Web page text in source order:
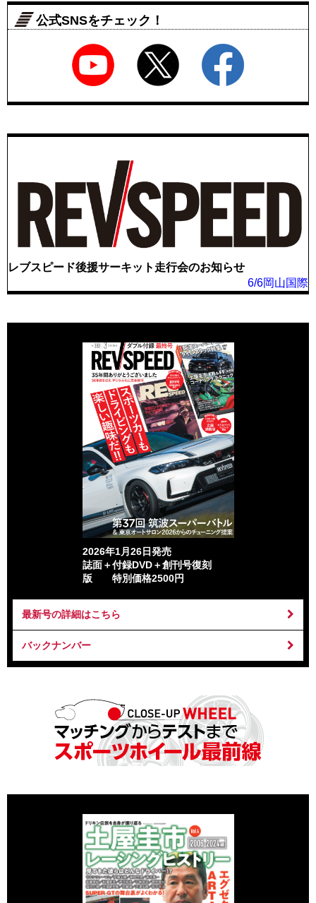
公式SNSをチェック！
レブスピード後援サーキット走行会のお知らせ
6/6岡山国際
2026年1月26日発売
誌面＋付録DVD＋創刊号復刻
版 特別価格2500円
最新号の詳細はこちら
バックナンバー